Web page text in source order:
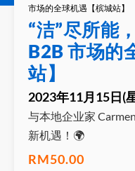
市场的全球机遇【槟城站】
“洁”尽所能
B2B 市场的
站】
2023年11月15日(
与本地企业家
新机遇！🌍
RM50.00